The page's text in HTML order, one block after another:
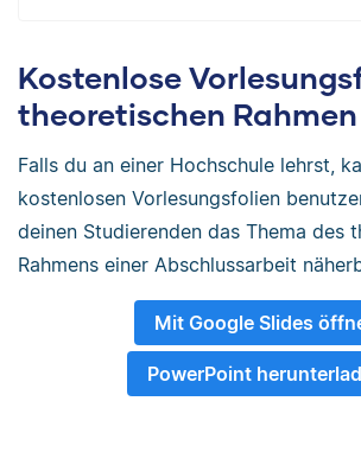
Kostenlose
theoretischen Rahmen
Falls du an einer Hochschule lehrst,
kostenlosen Vorlesungsfolien
deinen Studierenden das Thema des
Rahmens einer Abschlussarbeit
Mit Google Slides
PowerPoint